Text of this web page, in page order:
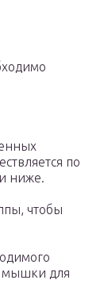
по
ниже.
чтобы
мышки для